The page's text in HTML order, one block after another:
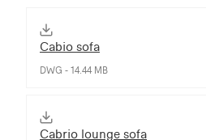
Cabio sofa
DWG - 14.44 MB
Cabrio lounge sofa